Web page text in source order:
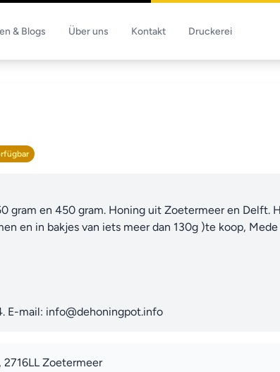
& Blogs Über uns Kontakt Druckerei
gram en 450 gram. Honing uit Zoetermeer en Delft.
en in bakjes van iets meer dan 130g )te koop,
E-mail: info@dehoningpot.info
2716LL Zoetermeer